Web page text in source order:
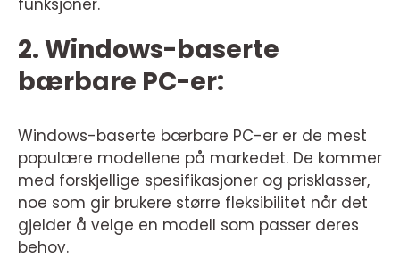
2. Windows-baserte
bærbare PC-er:
Windows-baserte bærbare PC-er er de mest
populære modellene på markedet. De kommer
med forskjellige spesifikasjoner og prisklasser,
noe som gir brukere større fleksibilitet når det
gjelder å velge en modell som passer deres
behov.